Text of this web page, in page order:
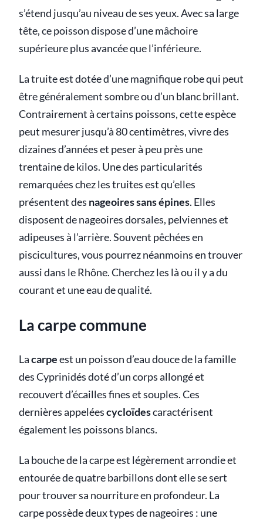
s’étend jusqu’au niveau de ses yeux. Avec sa large
tête, ce poisson dispose d’une mâchoire
supérieure plus avancée que l’inférieure.
La truite est dotée d’une magnifique robe qui peut
être généralement sombre ou d’un blanc brillant.
Contrairement à certains poissons, cette espèce
peut mesurer jusqu’à 80 centimètres, vivre des
dizaines d’années et peser à peu près une
trentaine de kilos. Une des particularités
remarquées chez les truites est qu’elles
présentent des nageoires sans épines. Elles
disposent de nageoires dorsales, pelviennes et
adipeuses à l’arrière. Souvent pêchées en
piscicultures, vous pourrez néanmoins en trouver
aussi dans le Rhône. Cherchez les là ou il y a du
courant et une eau de qualité.
La carpe commune
Lacarpeest un poisson d’eau douce de la famille
des Cyprinidés doté d’un corps allongé et
recouvert d’écailles fines et souples. Ces
dernières appeléescycloïdescaractérisent
également les poissons blancs.
La bouche de la carpe est légèrement arrondie et
entourée de quatre barbillons dont elle se sert
pour trouver sa nourriture en profondeur. La
carpe possède deux types de nageoires : une